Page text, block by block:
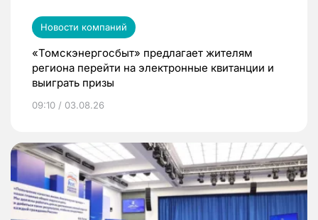
Новости компаний
«Томскэнергосбыт» предлагает жителям
региона перейти на электронные квитанции и
выиграть призы
09:10 / 03.08.26